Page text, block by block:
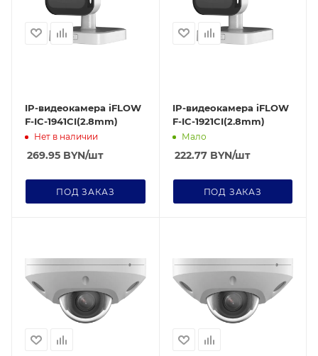
IP-видеокамера iFLOW
F-IC-1941CI(2.8mm)
Нет в наличии
269.95 BYN/шт
ПОД ЗАКАЗ
IP-видеокамера iFLOW
F-IC-1921CI(2.8mm)
Мало
222.77BYN/шт
ПОД ЗАКАЗ